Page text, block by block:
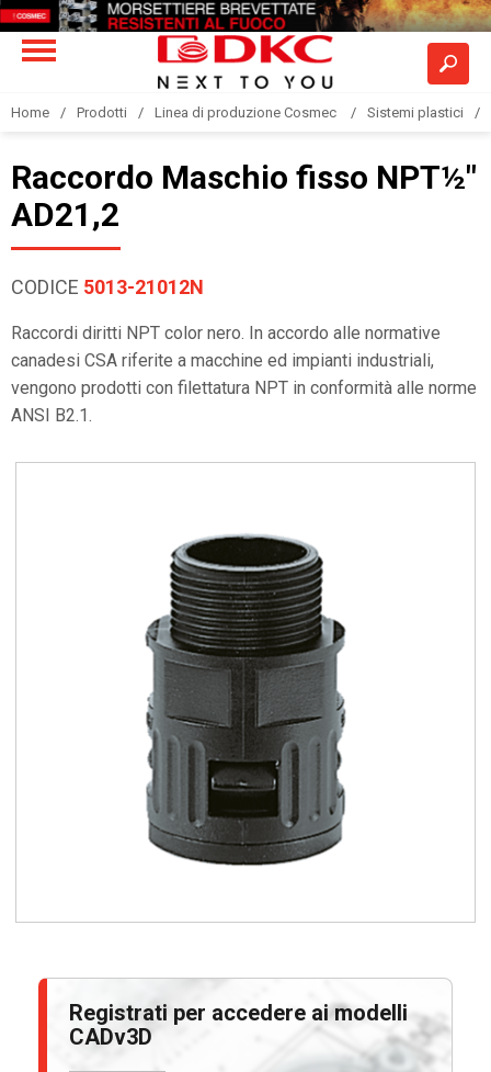
Home Prodotti Linea di produzione Cosmec Sistemi plastici
Raccordo Maschio fisso NPT½"
AD21,2
CODICE 5013-21012N
Raccordi diritti NPT color nero. In accordo alle normative
canadesi CSA riferite a macchine ed impianti industriali,
vengono prodotti con filettatura NPT in conformità alle norme
ANSI B2.1.
Registrati per accedere ai modelli
CADv3D